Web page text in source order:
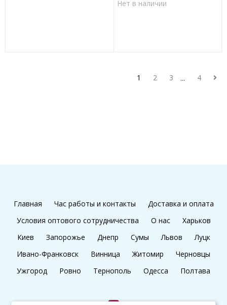
Нет в наличии
1 2 3 ... 4
Главная Час работы и контакты
Доставка и оплата
Условия оптового сотрудничества
О нас
Харьков
Киев
Запорожье Днепр Сумы Львов
Луцк
Ивано-Франковск
Винница Житомир
Черновцы
Ужгород
Ровно Тернополь Одесса Полтава